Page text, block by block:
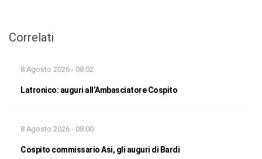
Correlati
8 Agosto 2026 - 08:02
Latronico: auguri all’Ambasciatore Cospito
8 Agosto 2026 - 08:00
Cospito commissario Asi, gli auguri di Bardi